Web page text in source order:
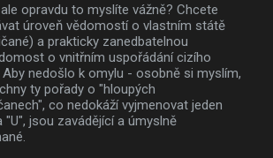
opravdu to myslíte vážně? Chcete
úroveň vědomostí o vlastním státě
a prakticky zanedbatelnou
o vnitřním uspořádání cizího
nedošlo k omylu - osobně si myslím,
ty pořady o "hloupých
co nedokáží vyjmenovat jeden
"U", jsou zavádějící a úmyslně